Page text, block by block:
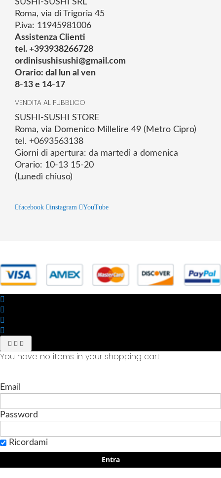
Roma, via di Trigoria 45
P.iva: 11945981006
Assistenza Clienti
tel. +393938266728
ordinisushisushi@gmail.com
Orario: dal lun al ven
8-13 e 14-17
VENDITA AL PUBBLICO
SUSHI-SUSHI STORE
Roma, via Domenico Millelire 49 (Metro Cipro)
tel. +0693563138
Giorni di apertura: da martedì a domenica
Orario: 10-13 15-20
(Lunedì chiuso)
facebook instagram YouTube
You have no items in your shopping cart
Email
Password
Ricordami
Entra